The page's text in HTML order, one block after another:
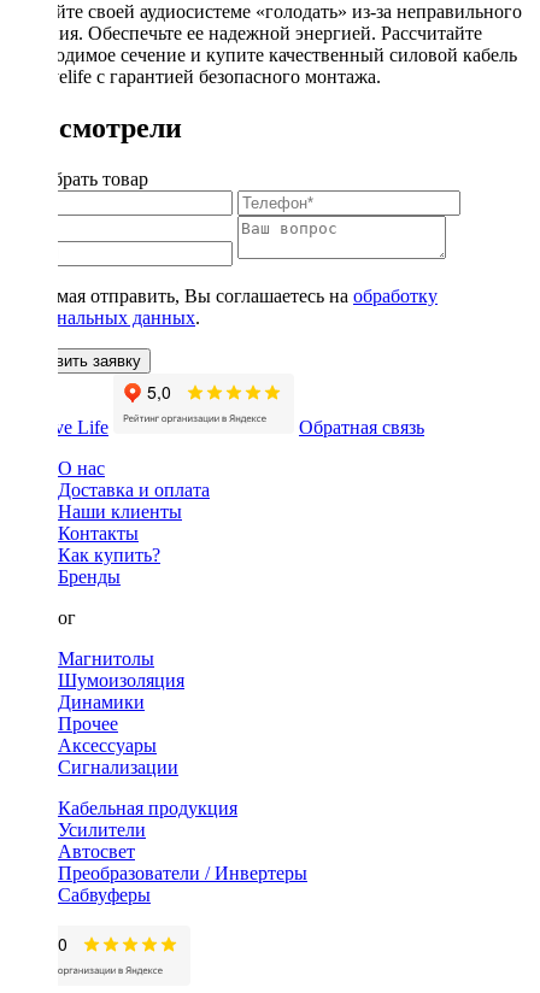
Не дайте своей аудиосистеме «голодать» из-за неправильного
питания. Обеспечьте ее надежной энергией. Рассчитайте
необходимое сечение и купите качественный силовой кабель
в Drivelife с гарантией безопасного монтажа.
Вы смотрели
Подобрать товар
Нажимая отправить, Вы соглашаетесь на обработку
персональных данных.
Оставить заявку
Обратная связь
О нас
Доставка и оплата
Наши клиенты
Контакты
Как купить?
Бренды
Каталог
Магнитолы
Шумоизоляция
Динамики
Прочее
Аксессуары
Сигнализации
Кабельная продукция
Усилители
Автосвет
Преобразователи / Инвертеры
Сабвуферы